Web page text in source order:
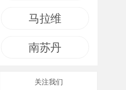
马拉维
南苏丹
关注我们